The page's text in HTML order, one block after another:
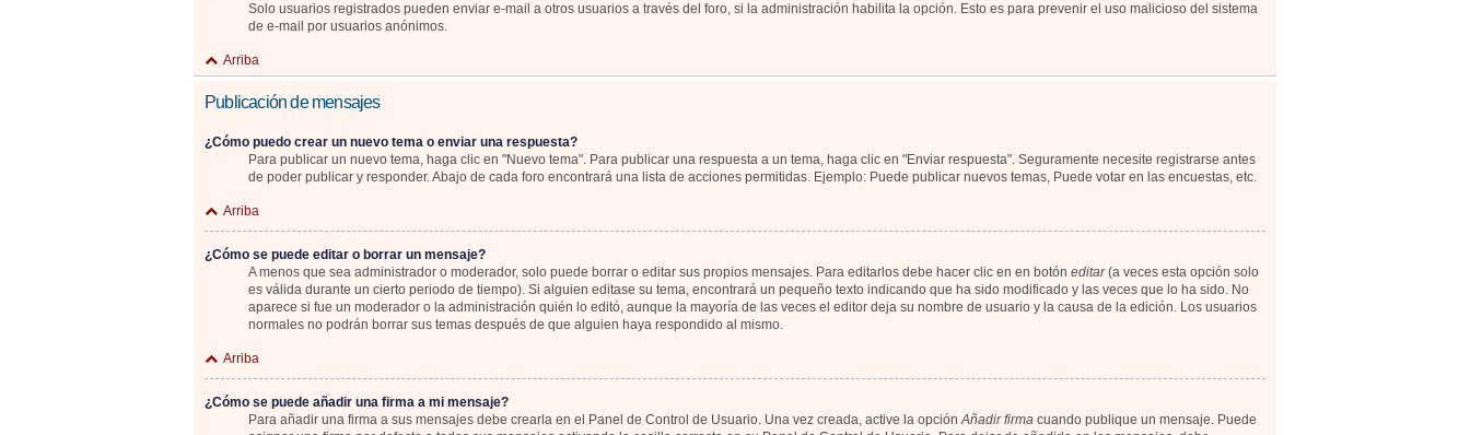
Solo usuarios registrados pueden enviar e-mail a otros usuarios a través del foro, si la administración habilita la opción. Esto es para prevenir el uso malicioso del sistema
de e-mail por usuarios anónimos.
Arriba
Publicación de mensajes
¿Cómo puedo crear un nuevo tema o enviar una respuesta?
Para publicar un nuevo tema, haga clic en "Nuevo tema". Para publicar una respuesta a un tema, haga clic en "Enviar respuesta". Seguramente necesite registrarse antes
de poder publicar y responder. Abajo de cada foro encontrará una lista de acciones permitidas. Ejemplo: Puede publicar nuevos temas, Puede votar en las encuestas, etc.
Arriba
¿Cómo se puede editar o borrar un mensaje?
A menos que sea administrador o moderador, solo puede borrar o editar sus propios mensajes. Para editarlos debe hacer clic en en botón editar(a veces esta opción solo
es válida durante un cierto periodo de tiempo). Si alguien editase su tema, encontrará un pequeño texto indicando que ha sido modificado y las veces que lo ha sido. No
aparece si fue un moderador o la administración quién lo editó, aunque la mayoría de las veces el editor deja su nombre de usuario y la causa de la edición. Los usuarios
normales no podrán borrar sus temas después de que alguien haya respondido al mismo.
Arriba
¿Cómo se puede añadir una firma a mi mensaje?
Para añadir una firma a sus mensajes debe crearla en el Panel de Control de Usuario. Una vez creada, active la opciónAñadir firma cuando publique un mensaje. Puede